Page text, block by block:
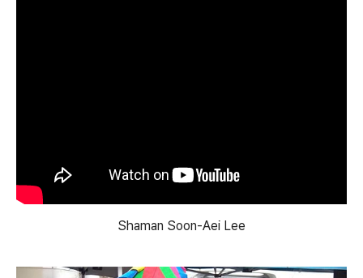
Shaman Soon-Aei Lee